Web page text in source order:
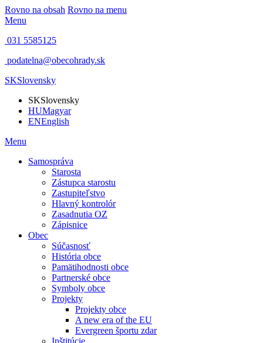
Rovno na obsah Rovno na menu
Menu
031 5585125
podatelna@obecohrady.sk
SKSlovensky
SKSlovensky
HUMagyar
ENEnglish
Menu
Samospráva
Starosta
Zástupca starostu
Zastupiteľstvo
Hlavný kontrolór
Zasadnutia OZ
Zápisnice
Obec
Súčasnosť
História obce
Pamätihodnosti obce
Partnerské obce
Symboly obce
Projekty
Projekty obce
A new era of the EU
Evergreen športu zdar
Inštitúcie